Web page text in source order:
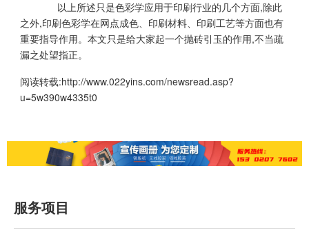
以上所述只是色彩学应用于印刷行业的几个方面,除此
之外,印刷色彩学在网点成色、印刷材料、印刷工艺等方面也有
重要指导作用。本文只是给大家起一个抛砖引玉的作用,不当疏
漏之处望指正。
阅读转载:http://www.022yins.com/newsread.asp?
u=5w390w4335t0
服务项目